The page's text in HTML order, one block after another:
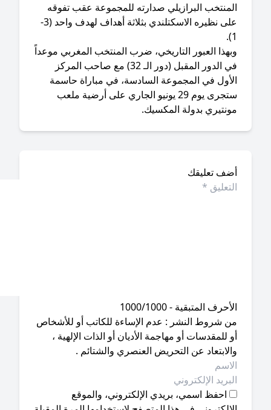
البرازيلي صدارته للمجموعة عقب تفوقه
على نظيره الاسكتلندي بثلاثة أهداف لهدف واحد (3-
العبور التاريخي، ضرب المنتخب المغربي موعداً
في الدور المقبل (دور الـ 32) مع صاحب المركز
في المجموعة السادسة، في مباراة حاسمة
ستجرى يوم 29 يونيو الجاري على أرضية ملعب
بدولة المكسيك.
تعليقك
المتبقية - 1000/1000
شروط النشر : عدم الإساءة للكاتب أو للأشخاص
للمقدسات أو مهاجمة الأديان أو الذات الإلهية ،
عن التحريض العنصري والشتائم .
احفظ اسمي، بريدي الإلكتروني، والموقع